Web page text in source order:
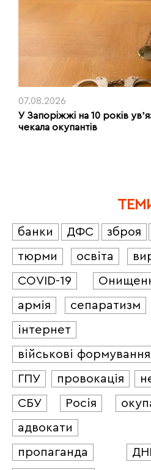
07.08.2026
У Запоріжжі на 10 років
чекала окупантів
банки ДФС зброя
тюрми
освіта
COVID-19
армія
сепаратизм
інтернет
військові формування
ГПУ
провокація
СБУ
Росія
адвокати
пропаганда